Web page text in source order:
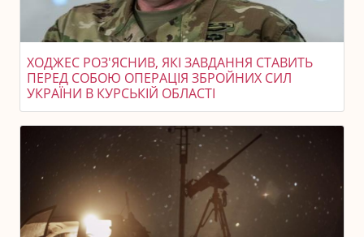
ХОДЖЕС РОЗ'ЯСНИВ, ЯКІ ЗАВДАННЯ СТАВИТЬ
ПЕРЕД СОБОЮ ОПЕРАЦІЯ ЗБРОЙНИХ СИЛ
УКРАЇНИ В КУРСЬКІЙ ОБЛАСТІ